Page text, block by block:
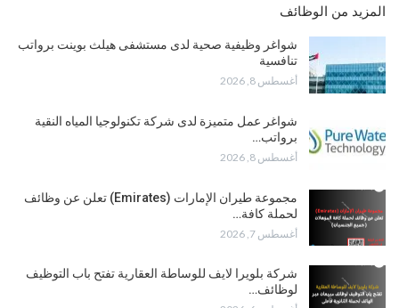
المزيد من الوظائف
شواغر وظيفية صحية لدى مستشفى هيلث بوينت برواتب
تنافسية
أغسطس 8, 2026
شواغر عمل متميزة لدى شركة تكنولوجيا المياه النقية
برواتب…
أغسطس 8, 2026
مجموعة طيران الإمارات (Emirates) تعلن عن وظائف
لحملة كافة…
أغسطس 7, 2026
شركة بلويرا لايف للوساطة العقارية تفتح باب التوظيف
لوظائف…